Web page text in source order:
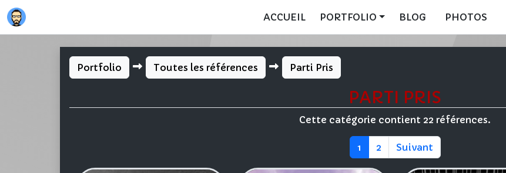
ACCUEIL PORTFOLIO BLOG PHOTOS
Portfolio Toutes les références Parti Pris
PARTI PRIS
Cette catégorie contient 22 références.
1 2 Suivant